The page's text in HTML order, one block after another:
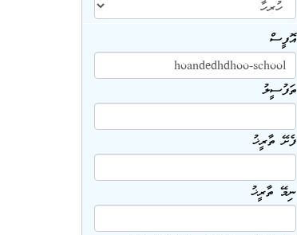
އޮފީސް
ތަފުސީލު
ފެށޭ ތާރީޚު
ނިމޭ ތާރީޚު